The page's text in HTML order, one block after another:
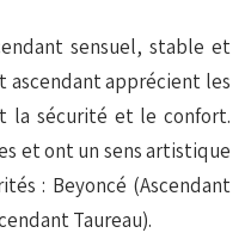
sensuel, stable et
ascendant apprécient les
la sécurité et le confort.
et ont un sens artistique
: Beyoncé (Ascendant
Taureau).